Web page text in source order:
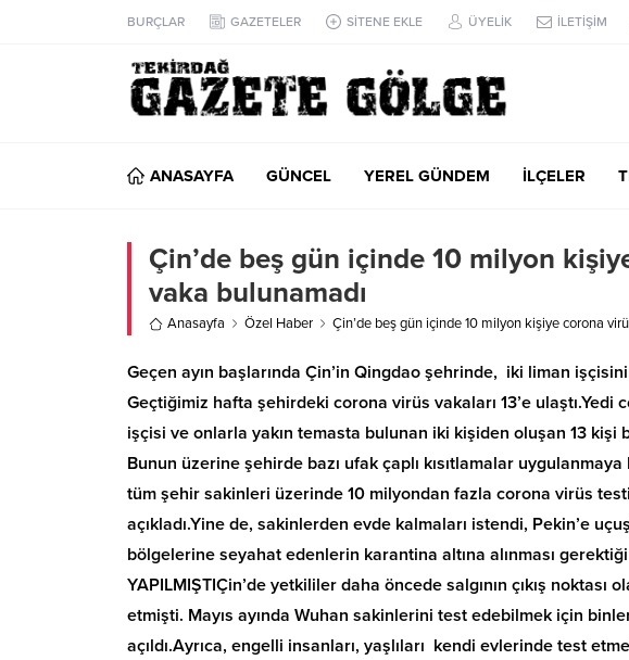
BURÇLAR GAZETELER SİTENE EKLE ÜYELİK İLETİŞİM
ANASAYFA GÜNCEL YEREL GÜNDEM İLÇELER
Çin’de beş gün içinde 10 milyon
vaka bulunamadı
Anasayfa Özel Haber Çin’de beş gün içinde 10 milyon kişiye corona
Geçen ayın başlarında Çin’in Qingdao şehrinde, iki liman
Geçtiğimiz hafta şehirdeki corona virüs vakaları 13’e ulaştı.Yedi
işçisi ve onlarla yakın temasta bulunan iki kişiden oluşan 13
Bunun üzerine şehirde bazı ufak çaplı kısıtlamalar
tüm şehir sakinleri üzerinde 10 milyondan fazla corona virüs testi
açıkladı.Yine de, sakinlerden evde kalmaları istendi, Pekin’e
bölgelerine seyahat edenlerin karantina altına alınması
YAPILMIŞTIÇin’de yetkililer daha öncede salgının çıkış
etmişti. Mayıs ayında Wuhan sakinlerini test edebilmek için
açıldı.Ayrıca, engelli insanları, yaşlıları kendi evlerinde test